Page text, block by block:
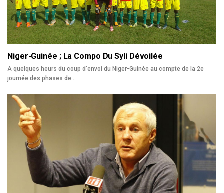
Niger-Guinée ; La Compo Du Syli Dévoilée
A quelques heurs du coup d’envoi du Niger-Guinée au compte de la 2e
journée des phases de…